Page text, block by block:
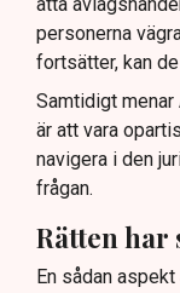
personerna
fortsätter, kan
Samtidigt
är att vara
navigera i den
frågan.
Rätten har
En sådan